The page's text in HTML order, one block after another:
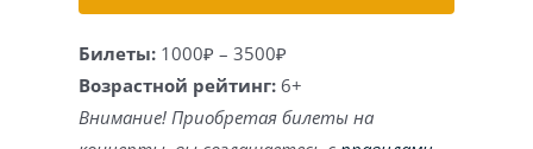
Билеты: 1000₽ – 3500₽
Возрастной рейтинг: 6+
Внимание! Приобретая билеты на